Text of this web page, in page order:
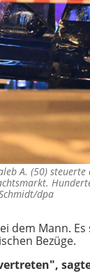
A. (50)
dpa
dem Mann.
Bezüge.